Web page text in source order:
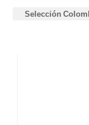
Selección